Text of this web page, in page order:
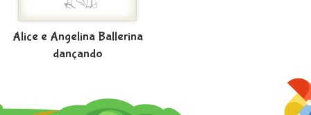
Alice e Angelina Ballerina
dançando